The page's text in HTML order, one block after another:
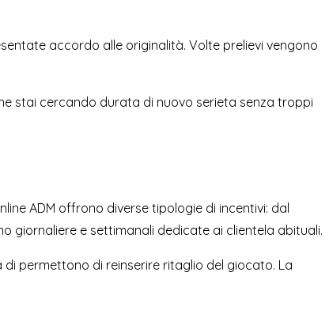
accordo alle originalità. Volte prelievi vengono
stai cercando durata di nuovo serieta senza troppi
ADM offrono diverse tipologie di incentivi: dal
giornaliere e settimanali dedicate ai clientela abituali.
permettono di reinserire ritaglio del giocato. La